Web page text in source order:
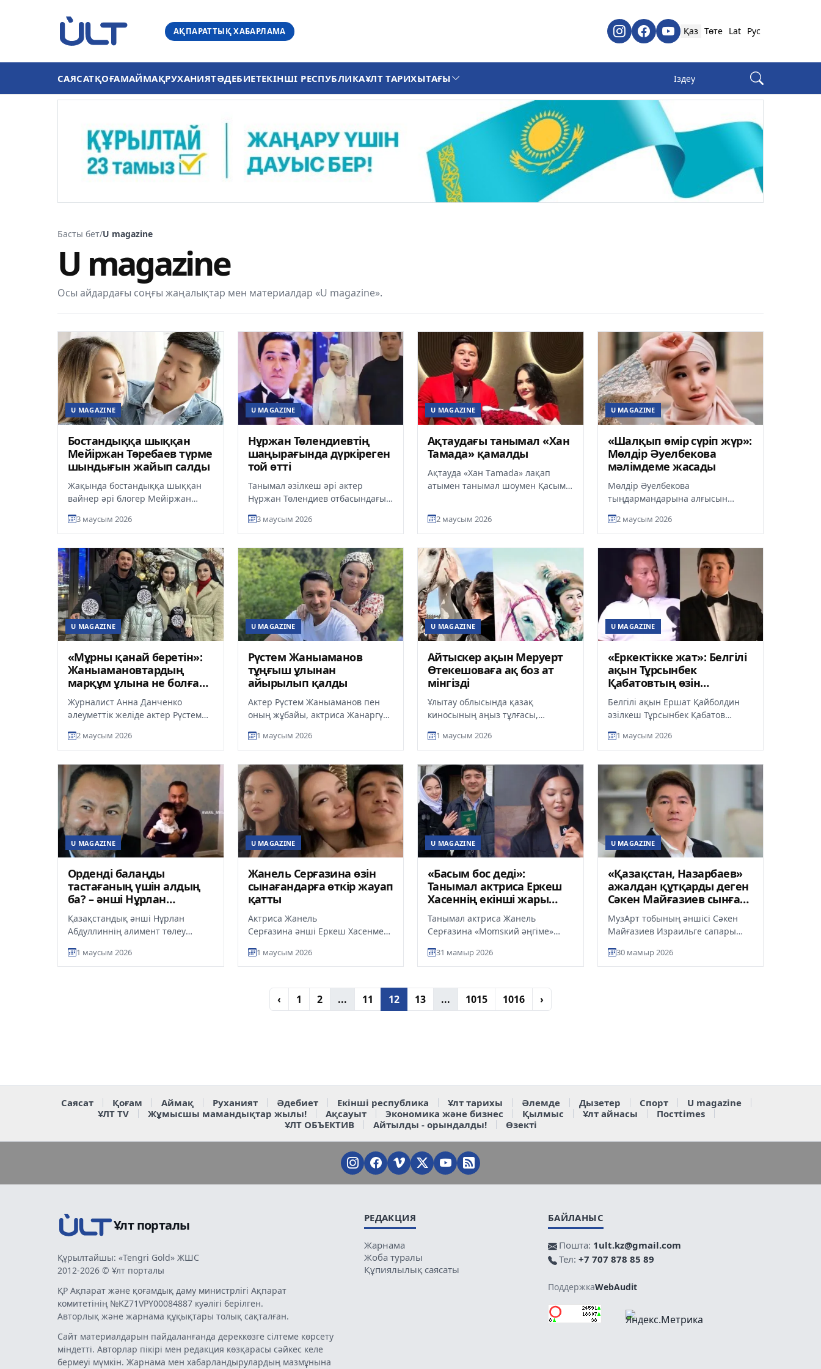
АҚПАРАТТЫҚ ХАБАРЛАМА Қаз Төте Lat Рус
САЯСАТҚОҒАМАЙМАҚРУХАНИЯТӘДЕБИЕТЕКІНШІ РЕСПУБЛИКАҰЛТ ТАРИХЫТАҒЫ
Басты бет/U magazine
U magazine
Осы айдардағы соңғы жаңалықтар мен материалдар «U magazine».
U MAGAZINE
Бостандыққа шыққан
Мейіржан Төребаев түрме
шындығын жайып салды
Жақында бостандыққа шыққан
вайнер әрі блогер Мейіржан
басынан өткен қиын кезең,
түрмеде...
3 маусым 2026
U MAGAZINE
Нұржан Төлендиевтің
шаңырағында дүркіреген
той өтті
Танымал әзілкеш әрі актер
Нұржан Төлендиев отбасындағы
көпшілікпен бөлісті, деп
хабарлайды ult.k...
3 маусым 2026
U MAGAZINE
Ақтаудағы танымал «Хан
Тамада» қамалды
Ақтауда «Хан Тamada» лақап
атымен танымал шоумен Қасым
әкімшілік...
2 маусым 2026
U MAGAZINE
«Шалқып өмір сүріп жүр»:
Мөлдір Әуелбекова
мәлімдеме жасады
Мөлдір Әуелбекова
тыңдармандарына алғысын
Әнші Мөлдір Әуелбекова ел
аралап концерт...
2 маусым 2026
U MAGAZINE
«Мұрны қанай беретін»:
Жаныамановтардың
марқұм ұлына не болған
еді?
Журналист Анна Данченко
әлеуметтік желіде актер Рүстем
Жанаргүлдің екі жыл бұрын
берген сұхба...
2 маусым 2026
U MAGAZINE
Рүстем Жаныаманов
тұңғыш ұлынан
айырылып қалды
Актер Рүстем Жаныаманов пен
оның жұбайы, актриса Жанаргүл
душар болды. Отбасының тұңғыш
ұл...
1 маусым 2026
U MAGAZINE
Айтыскер ақын Меруерт
Өтекешоваға ақ боз ат
мінгізді
Ұлытау облысында қазақ
киносының аңыз тұлғасы,
әртісі Меруерт
Өтекешова қазақы дәстүрмен
құрметк...
1 маусым 2026
U MAGAZINE
«Еркектікке жат»: Белгілі
ақын Тұрсынбек
Қабатовтың өзін
мұқатқанын айтты
Белгілі ақын Ершат Қайболдин
әзілкеш Тұрсынбек Қабатов
хабарлайды ult.kz. Ақынның
сөзінш...
1 маусым 2026
U MAGAZINE
Орденді балаңды
тастағаның үшін алдың
ба? – әнші Нұрлан
Абдуллиннің бұрынғы
жары
Қазақстандық әнші Нұрлан
Абдуллиннің алимент төлеу
деп хабарлайды ult.kz.
Әлеуметтік...
1 маусым 2026
U MAGAZINE
Жанель Серғазина өзін
сынағандарға өткір жауап
қатты
Актриса Жанель
Серғазина әнші Еркеш Хасенмен
айтып берді. Ол өзіне тағылған
«өзгенің...
1 маусым 2026
U MAGAZINE
«Басым бос деді»:
Танымал актриса Еркеш
Хасеннің екінші жары
екенін мойындады
Танымал актриса Жанель
Серғазина «Momsкий әңгіме»
хабарлайды ult.kz. Бағдарлама
жү...
31 мамыр 2026
U MAGAZINE
«Қазақстан, Назарбаев»
ажалдан құтқарды деген
Сәкен Майғазиев сынға
қалды
МузАрт тобының әншісі Сәкен
Майғазиев Израильге сапары
еске алды. Оның айтуынша,...
30 мамыр 2026
‹ 1 2 ... 11 12 13 ... 1015 1016 ›
Саясат Қоғам Аймақ Руханият Әдебиет Екінші республика Ұлт тарихы Әлемде Дызетер Спорт
U magazine
ҰЛТ TV
Жұмысшы мамандықтар жылы! Ақсауыт Экономика және бизнес Қылмыс Ұлт айнасы
Постtimes
ҰЛТ ОБЪЕКТИВ
Айтылды - орындалды! Өзекті
Ұлт порталы
Құрылтайшы: «Tengri Gold» ЖШС
2012-2026 © Ұлт порталы
ҚР Ақпарат және қоғамдық даму министрлігі Ақпарат
комитетінің №KZ71VPY00084887 куәлігі берілген.
Авторлық және жарнама құқықтары толық сақталған.
Сайт материалдарын пайдаланғанда дереккөзге сілтеме көрсету
міндетті. Авторлар пікірі мен редакция көзқарасы сәйкес келе
бермеуі мүмкін. Жарнама мен хабарландырулардың мазмұнына
РЕДАКЦИЯ
Жарнама
Жоба туралы
Құпиялылық саясаты
БАЙЛАНЫС
Пошта: 1ult.kz@gmail.com
Тел: +7 707 878 85 89
ПоддержкаWebAudit